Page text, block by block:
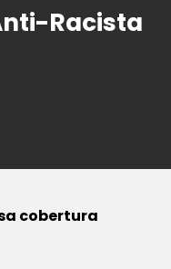
Racista
cobertura